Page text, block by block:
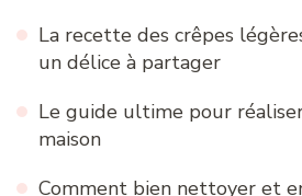
La recette des crêpes
un délice à partager
Le guide ultime pour
maison
Comment bien nettoyer et